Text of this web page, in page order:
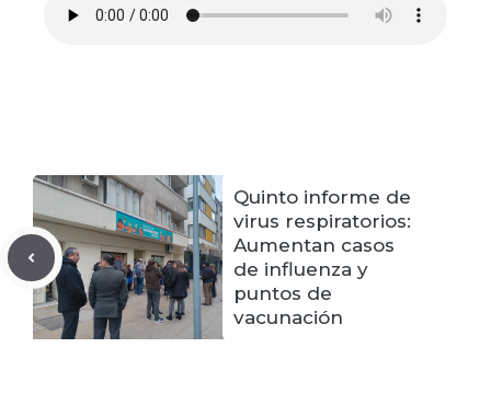
Quinto informe de
virus respiratorios:
Aumentan casos
de influenza y
puntos de
vacunación